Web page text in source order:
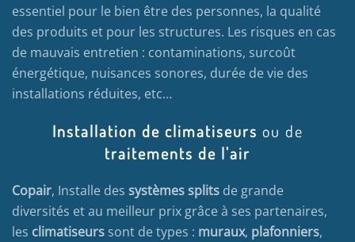
essentiel pour le bien être des personnes, la qualité
des produits et pour les structures. Les risques en cas
de mauvais entretien : contaminations, surcoût
énergétique, nuisances sonores, durée de vie des
installations réduites, etc…
Installation de climatiseurs ou de
traitements de l'air
Copair, Installe des systèmes splits de grande
diversités et au meilleur prix grâce à ses partenaires,
les climatiseurs sont de types : muraux, plafonniers,